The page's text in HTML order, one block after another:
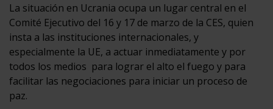
La situación en Ucrania ocupa un lugar central en el
Comité Ejecutivo del 16 y 17 de marzo de la CES, quien
insta a las instituciones internacionales, y
especialmente la UE, a actuar inmediatamente y por
todos los medios para lograr el alto el fuego y para
facilitar las negociaciones para iniciar un proceso de
paz.